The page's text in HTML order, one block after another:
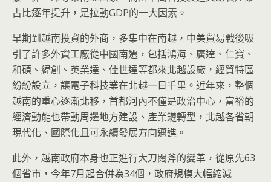
占比逐年提升，是拉動GDP的一大因素。
早期到越南投資的外商，多集中在南越，中美貿易戰後吸
引了許多外資工廠從中國南遷，包括鴻海、廣達、仁寶、
和碩、緯創、英業達、佳世達等都來北越設廠，經貿特區
紛紛設立，讓電子科技業在北越一日千里。近年來，整個
越南的重心逐漸北移，首都河內不僅是政治中心，富裕的
經濟動能也帶動周邊地方建設、產業鏈轉型，北越各省朝
現代化、國際化且可永續發展方向邁進。
此外，越南政府本身也正進行大刀闊斧的變革，從原先63
個省市，今年7月起合併為34個，政府規模大幅縮減